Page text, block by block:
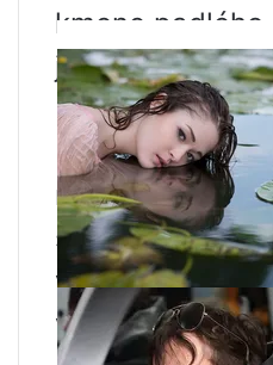
kmene padlého
jelikož vyrostly
bývalého
Když
materiál z
stromů,
všech i v
vyrostly. To